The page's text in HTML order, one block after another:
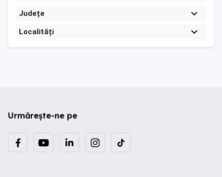
Județe
Localități
Urmărește-ne pe